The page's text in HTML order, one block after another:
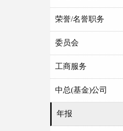
荣誉/名誉职务
委员会
工商服务
中总(基金)公司
年报